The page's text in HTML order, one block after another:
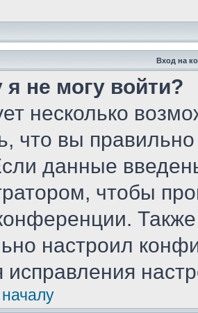
Вход на
не могу войти?
несколько
что вы
данные
чтобы
настроил